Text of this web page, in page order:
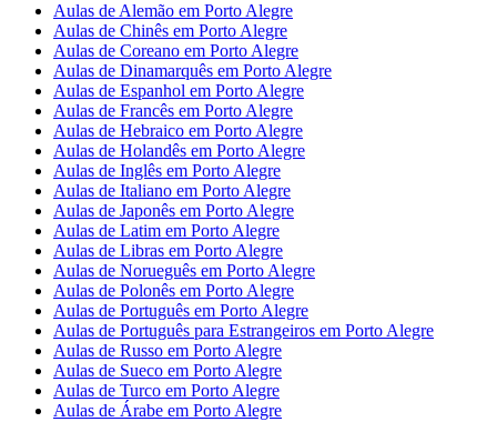
Aulas de Alemão em Porto Alegre
Aulas de Chinês em Porto Alegre
Aulas de Coreano em Porto Alegre
Aulas de Dinamarquês em Porto Alegre
Aulas de Espanhol em Porto Alegre
Aulas de Francês em Porto Alegre
Aulas de Hebraico em Porto Alegre
Aulas de Holandês em Porto Alegre
Aulas de Inglês em Porto Alegre
Aulas de Italiano em Porto Alegre
Aulas de Japonês em Porto Alegre
Aulas de Latim em Porto Alegre
Aulas de Libras em Porto Alegre
Aulas de Norueguês em Porto Alegre
Aulas de Polonês em Porto Alegre
Aulas de Português em Porto Alegre
Aulas de Português para Estrangeiros em Porto Alegre
Aulas de Russo em Porto Alegre
Aulas de Sueco em Porto Alegre
Aulas de Turco em Porto Alegre
Aulas de Árabe em Porto Alegre